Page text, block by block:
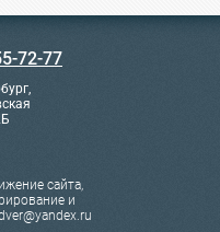
72-77
сайта,
и